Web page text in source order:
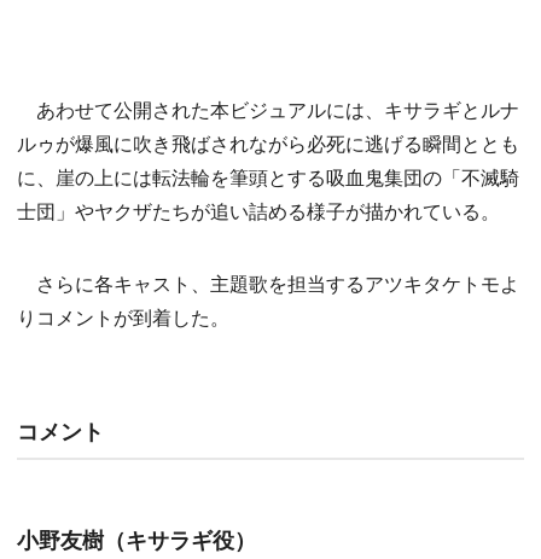
あわせて公開された本ビジュアルには、キサラギとルナ
ルゥが爆風に吹き飛ばされながら必死に逃げる瞬間ととも
に、崖の上には転法輪を筆頭とする吸血鬼集団の「不滅騎
士団」やヤクザたちが追い詰める様子が描かれている。
さらに各キャスト、主題歌を担当するアツキタケトモよ
りコメントが到着した。
コメント
小野友樹（キサラギ役）